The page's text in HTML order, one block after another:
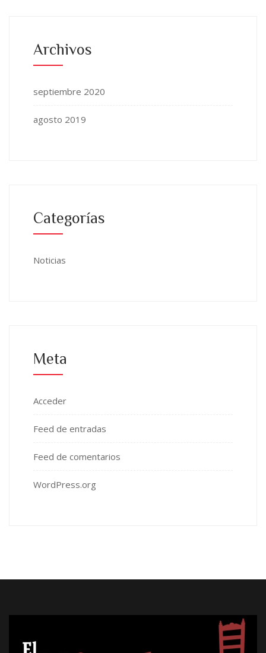
Archivos
septiembre 2020
agosto 2019
Categorías
Noticias
Meta
Acceder
Feed de entradas
Feed de comentarios
WordPress.org